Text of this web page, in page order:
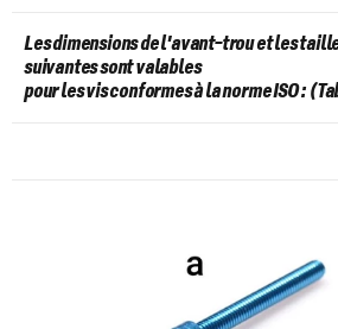
Les dimensions de l'avant-trou et les
suivantes sont valables
pour les vis conformes à la norme ISO :